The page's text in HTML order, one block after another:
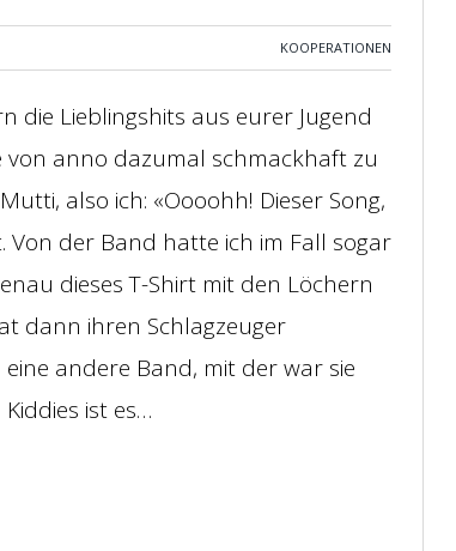
KOOPERATIONEN
die Lieblingshits aus eurer Jugend
anno dazumal schmackhaft zu
also ich: «Oooohh! Dieser Song,
der Band hatte ich im Fall sogar
dieses T-Shirt mit den Löchern
dann ihren Schlagzeuger
andere Band, mit der war sie
ist es…